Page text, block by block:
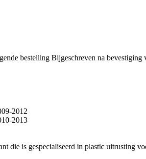
bestelling Bijgeschreven na bevestiging
2012
2013
die is gespecialiseerd in plastic uitrusting